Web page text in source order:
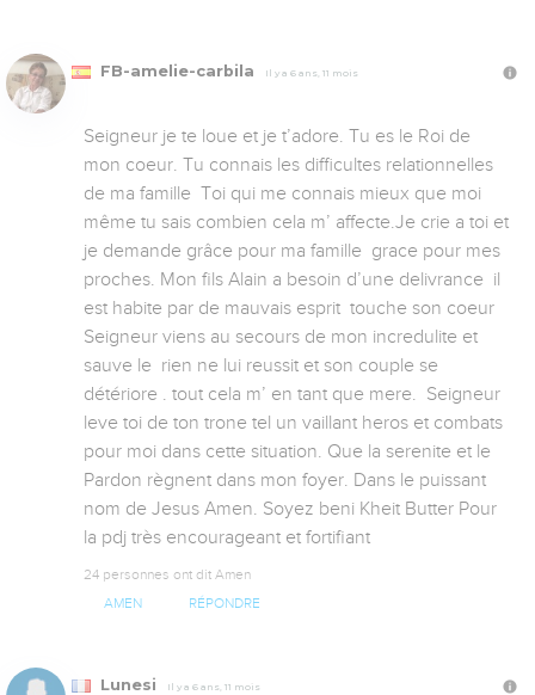
FB-amelie-carbila Il y a 6 ans, 11 mois
Seigneur je te loue et je t’adore. Tu es le Roi de
mon coeur. Tu connais les difficultes relationnelles
de ma famille  Toi qui me connais mieux que moi
même tu sais combien cela m’ affecte.Je crie a toi et
je demande grâce pour ma famille  grace pour mes
proches. Mon fils Alain a besoin d’une delivrance  il
est habite par de mauvais esprit  touche son coeur
Seigneur viens au secours de mon incredulite et
sauve le  rien ne lui reussit et son couple se
détériore . tout cela m’ en tant que mere.  Seigneur
leve toi de ton trone tel un vaillant heros et combats
pour moi dans cette situation. Que la serenite et le
Pardon règnent dans mon foyer. Dans le puissant
nom de Jesus Amen. Soyez beni Kheit Butter Pour
la pdj très encourageant et fortifiant
24 personnes ont dit Amen
AMEN RÉPONDRE
Lunesi Il y a 6 ans, 11 mois